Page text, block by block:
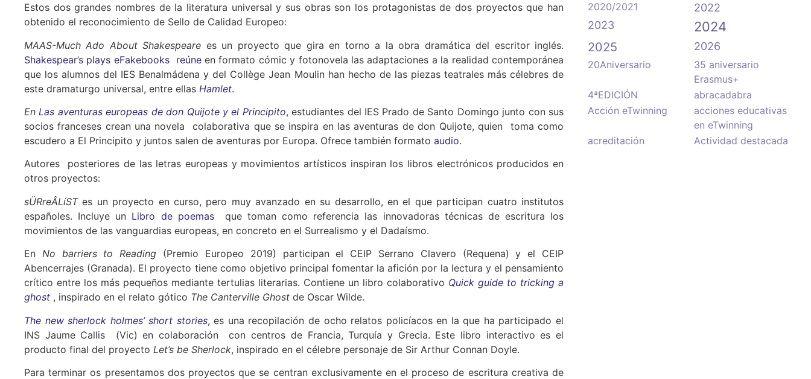
Estos dos grandes nombres de la literatura universal y sus obras son los protagonistas de dos proyectos que han
obtenido el reconocimiento de Sello de Calidad Europeo:
MAAS-Much Ado About Shakespeare es un proyecto que gira en torno a la obra dramática del escritor inglés.
Shakespear’s plays eFakebooks reúneen formato cómic y fotonovela las adaptaciones a la realidad contemporánea
que los alumnos del IES Benalmádena y del Collège Jean Moulin han hecho de las piezas teatrales más célebres de
este dramaturgo universal, entre ellas Hamlet.
EnLas aventuras europeas de don Quijote y el Principito, estudiantes del IES Prado de Santo Domingo junto con sus
socios franceses crean una novela colaborativa que se inspira en las aventuras de don Quijote, quien toma como
escudero a El Principito y juntos salen de aventuras por Europa. Ofrece también formato audio.
Autores posteriores de las letras europeas y movimientos artísticos inspiran los libros electrónicos producidos en
otros proyectos:
sÜRreÂLíSTes un proyecto en curso, pero muy avanzado en su desarrollo, en el que participan cuatro institutos
españoles. Incluye un Libro de poemasque toman como referencia las innovadoras técnicas de escritura los
movimientos de las vanguardias europeas, en concreto en el Surrealismo y el Dadaísmo.
En No barriers to Reading (Premio Europeo 2019) participan el CEIP Serrano Clavero (Requena) y el CEIP
Abencerrajes (Granada). El proyecto tiene como objetivo principal fomentar la afición por la lectura y el pensamiento
crítico entre los más pequeños mediante tertulias literarias. Contiene un libro colaborativo Quick guide to tricking a
ghost , inspirado en el relato gótico The Canterville Ghost de Oscar Wilde.
The new sherlock holmes’ short stories, es una recopilación de ocho relatos policíacos en la que ha participado el
INS Jaume Callis (Vic) en colaboración con centros de Francia, Turquía y Grecia. Este libro interactivo es el
producto final del proyecto Let’s be Sherlock, inspirado en el célebre personaje de Sir Arthur Connan Doyle.
Para terminar os presentamos dos proyectos que se centran exclusivamente en el proceso de escritura creativa de
2020/2021
2022
2023
2024
2025 2026
20Aniversario
35 aniversario
Erasmus+
4ªEDICIÓN
abracadabra
Acción eTwinning
acciones educativas
en eTwinning
acreditación
Actividad destacada